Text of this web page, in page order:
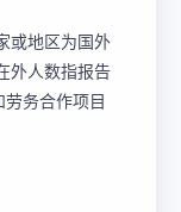
或地区为国外
外人数指报告
务合作项目